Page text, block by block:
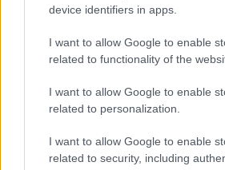
device identifiers in apps.
I want to allow Google to enable
related to functionality of the
I want to allow Google to enable
related to personalization.
I want to allow Google to enable
related to security, including
Κολώνες από το φρούριο-παλάτι του